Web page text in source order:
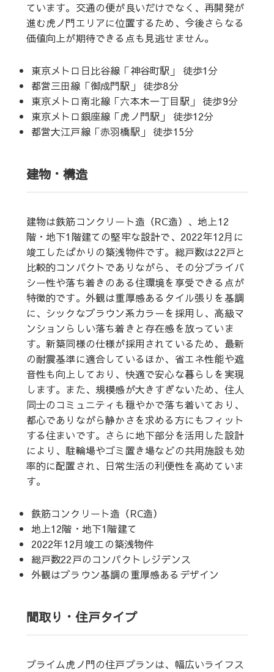
ています。交通の便が良いだけでなく、再開発が
進む虎ノ門エリアに位置するため、今後さらなる
価値向上が期待できる点も見逃せません。
東京メトロ日比谷線「神谷町駅」 徒歩1分
都営三田線「御成門駅」 徒歩8分
東京メトロ南北線「六本木一丁目駅」 徒歩9分
東京メトロ銀座線「虎ノ門駅」 徒歩12分
都営大江戸線「赤羽橋駅」 徒歩15分
建物・構造
建物は鉄筋コンクリート造（RC造）、地上12
階・地下1階建ての堅牢な設計で、2022年12月に
竣工したばかりの築浅物件です。総戸数は22戸と
比較的コンパクトでありながら、その分プライバ
シー性や落ち着きのある住環境を享受できる点が
特徴的です。外観は重厚感あるタイル張りを基調
に、シックなブラウン系カラーを採用し、高級マ
ンションらしい落ち着きと存在感を放っていま
す。新築同様の仕様が採用されているため、最新
の耐震基準に適合しているほか、省エネ性能や遮
音性も向上しており、快適で安心な暮らしを実現
します。また、規模感が大きすぎないため、住人
同士のコミュニティも穏やかで落ち着いており、
都心でありながら静かさを求める方にもフィット
する住まいです。さらに地下部分を活用した設計
により、駐輪場やゴミ置き場などの共用施設も効
率的に配置され、日常生活の利便性を高めていま
す。
鉄筋コンクリート造（RC造）
地上12階・地下1階建て
2022年12月竣工の築浅物件
総戸数22戸のコンパクトレジデンス
外観はブラウン基調の重厚感あるデザイン
間取り・住戸タイプ
プライム虎ノ門の住戸プランは、幅広いライフス